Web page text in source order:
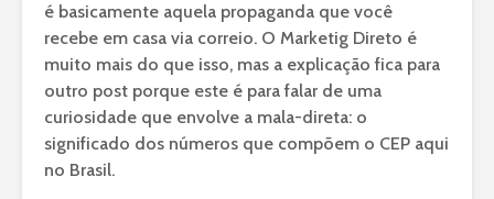
é basicamente aquela propaganda que você
recebe em casa via correio. O Marketig Direto é
muito mais do que isso, mas a explicação fica para
outro post porque este é para falar de uma
curiosidade que envolve a mala-direta: o
significado dos números que compõem o CEP aqui
no Brasil.